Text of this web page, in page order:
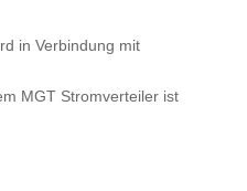
in Verbindung mit
MGT Stromverteiler ist